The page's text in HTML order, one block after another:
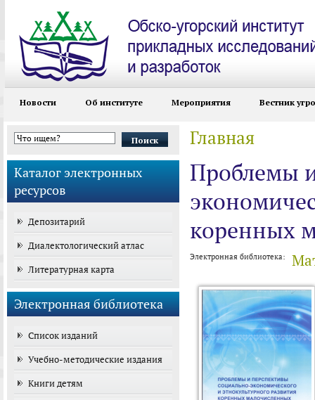
Новости Об институте Мероприятия Вестник
Форма поиска
Каталог электронных
ресурсов
Депозитарий
Диалектологический атлас
Литературная карта
Электронная библиотека
Список изданий
Учебно-методические издания
Книги детям
Вы здесь
Главная
Проблемы
коренных
Электронная библиотека: